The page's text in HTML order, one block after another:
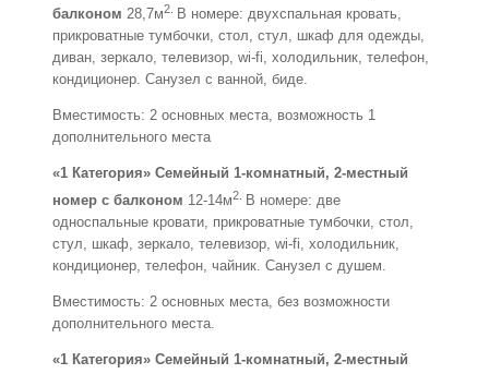
балконом 28,7м2.
В номере: двухспальная кровать,
прикроватные тумбочки, стол, стул, шкаф для одежды,
диван, зеркало, телевизор, wi-fi, холодильник, телефон,
кондиционер. Санузел с ванной, биде.
Вместимость: 2 основных места, возможность 1
дополнительного места
«1 Категория» Семейный 1-комнатный, 2-местный
номер с балконом 12-14м2.
В номере: две
односпальные кровати, прикроватные тумбочки, стол,
стул, шкаф, зеркало, телевизор, wi-fi, холодильник,
кондиционер, телефон, чайник. Санузел с душем.
Вместимость: 2 основных места, без возможности
дополнительного места.
«1 Категория» Семейный 1-комнатный, 2-местный